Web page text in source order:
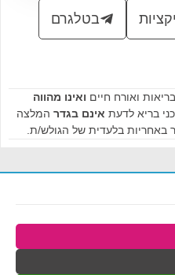
בטלגרם
ואורח חיים ואינו מהווה
בריא לדעת אינם בגדר המלצה
באחריות בלעדית של הגולש/ת.